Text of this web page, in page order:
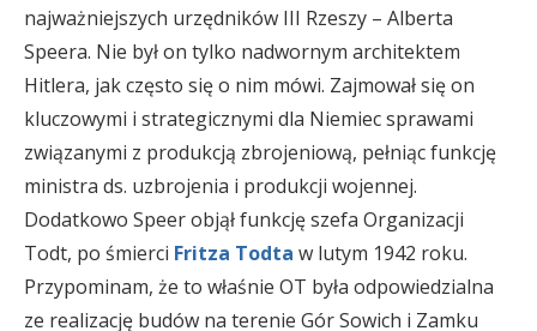
najważniejszych urzędników III Rzeszy – Alberta
Speera. Nie był on tylko nadwornym architektem
Hitlera, jak często się o nim mówi. Zajmował się on
kluczowymi i strategicznymi dla Niemiec sprawami
związanymi z produkcją zbrojeniową, pełniąc funkcję
ministra ds. uzbrojenia i produkcji wojennej.
Dodatkowo Speer objął funkcję szefa Organizacji
Todt, po śmierci Fritza Todta w lutym 1942 roku.
Przypominam, że to właśnie OT była odpowiedzialna
ze realizację budów na terenie Gór Sowich i Zamku